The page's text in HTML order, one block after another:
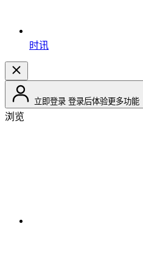
时讯
立即登录 登录后体验更多功能
浏览